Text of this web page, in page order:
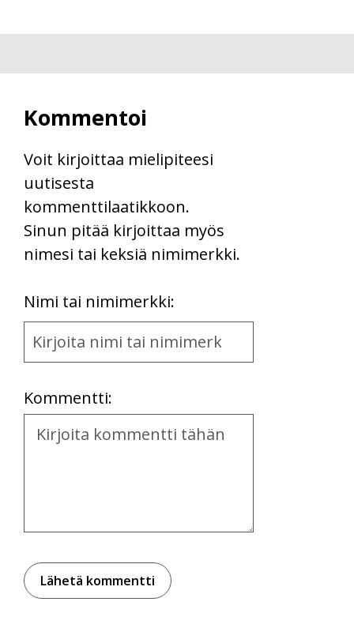
Kommentoi
Voit kirjoittaa mielipiteesi
uutisesta
kommenttilaatikkoon.
Sinun pitää kirjoittaa myös
nimesi tai keksiä nimimerkki.
Nimi tai nimimerkki:
Name
and
Kommentti:
Kommentti